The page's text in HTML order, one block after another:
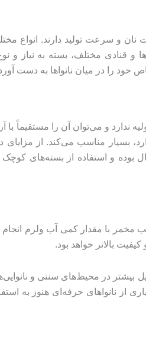
نان و سرعت تولید دارند.
قنادی مختلف، بسته به نیاز و
را در میان نانواها به دست
ندارد و می‌توان آن را مستقیماً
و استفاده از بسته‌های
مخمر با مقدار کمی آب ولرم
بالاتر خواهد بود.
عملکرد را دارد و به همین دلیل بیشتر در
حرفه‌ای هنوز به